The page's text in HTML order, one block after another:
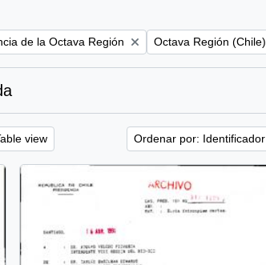
de la Octava Región Remove filter:
Octava Región (Chile)
view Ordenar por: Identificador